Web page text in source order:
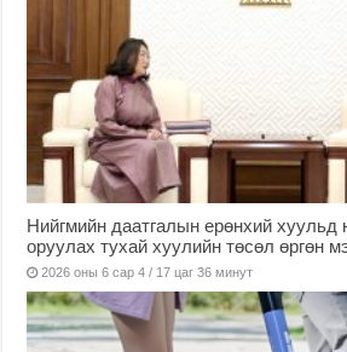
Нийгмийн даатгалын ерөнхий хуульд
оруулах тухай хуулийн төсөл өргөн
2026 оны 6 сар 4 / 17 цаг 36 минут